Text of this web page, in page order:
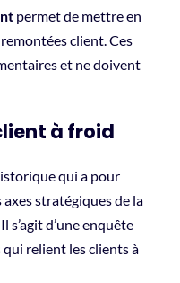
permet de mettre en
client. Ces
et ne doivent
à froid
qui a pour
stratégiques de la
s’agit d’une enquête
relient les clients à